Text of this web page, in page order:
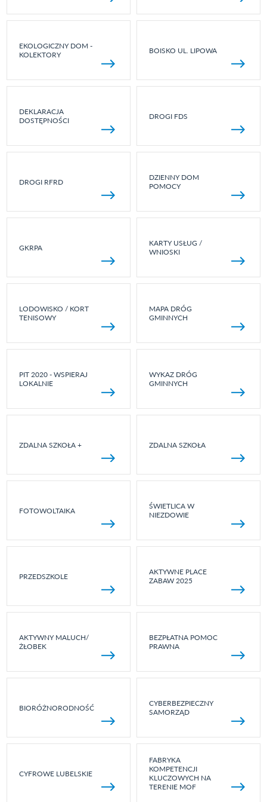
EKOLOGICZNY DOM -
KOLEKTORY
BOISKO UL. LIPOWA
DEKLARACJA
DOSTĘPNOŚCI
DROGI FDS
DROGI RFRD
DZIENNY DOM
POMOCY
GKRPA
KARTY USŁUG /
WNIOSKI
LODOWISKO / KORT
TENISOWY
MAPA DRÓG
GMINNYCH
PIT 2020 - WSPIERAJ
LOKALNIE
WYKAZ DRÓG
GMINNYCH
ZDALNA SZKOŁA + ZDALNA SZKOŁA
FOTOWOLTAIKA
ŚWIETLICA W
NIEZDOWIE
PRZEDSZKOLE
AKTYWNE PLACE
ZABAW 2025
AKTYWNY MALUCH/
ŻŁOBEK
BEZPŁATNA POMOC
PRAWNA
BIORÓŻNORODNOŚĆ
CYBERBEZPIECZNY
SAMORZĄD
CYFROWE LUBELSKIE
FABRYKA
KOMPETENCJI
KLUCZOWYCH NA
TERENIE MOF